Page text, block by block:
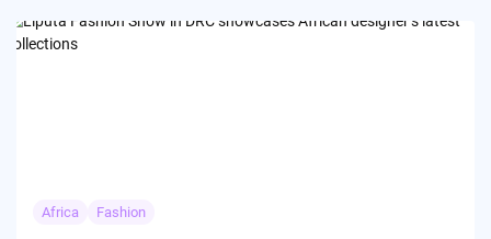
Africa Fashion